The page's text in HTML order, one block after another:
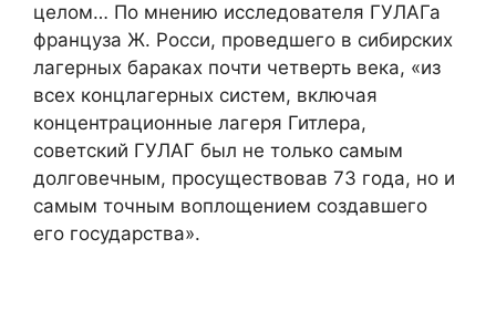
целом… По мне­нию исследователя ГУЛАГа
француза Ж. Росси, проведшего в сибирских
лагерных бараках почти четверть века, «из
всех концлагерных систем, включая
концентрационные лагеря Гитлера,
советский ГУЛАГ был не только самым
долговеч­ным, просуществовав 73 года, но и
самым точным воплоще­нием создавшего
его государства».